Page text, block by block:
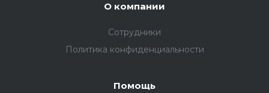
О компании
Сотрудники
Политика конфиденциальности
Помощь